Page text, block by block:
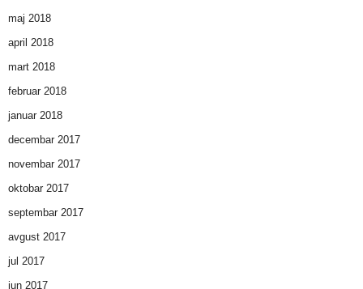
maj 2018
april 2018
mart 2018
februar 2018
januar 2018
decembar 2017
novembar 2017
oktobar 2017
septembar 2017
avgust 2017
jul 2017
jun 2017